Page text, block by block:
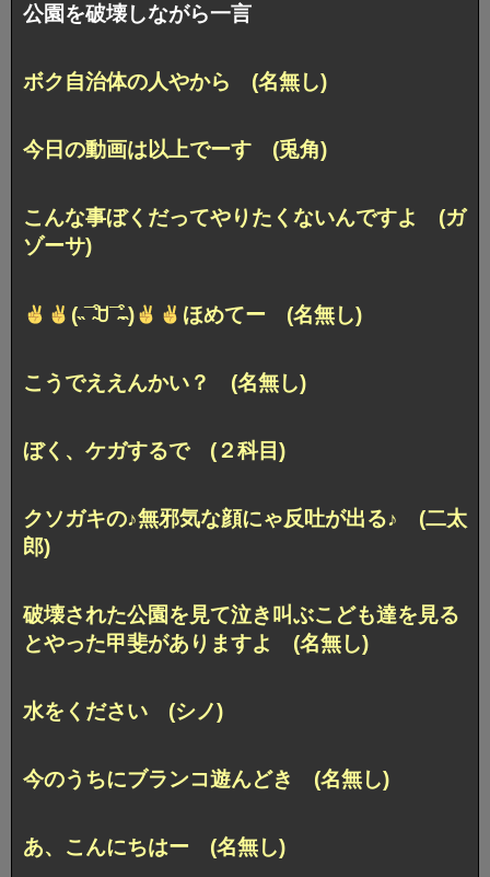
公園を破壊しながら一言
ボク自治体の人やから (名無し)
今日の動画は以上でーす (兎角)
こんな事ぼくだってやりたくないんですよ (ガ
ゾーサ)
(˵¯̴͒ꇴ¯̴͒˵) ほめてー (名無し)
こうでええんかい？ (名無し)
ぼく、ケガするで (２科目)
クソガキの♪無邪気な顔にゃ反吐が出る♪ (二太
郎)
破壊された公園を見て泣き叫ぶこども達を見る
とやった甲斐がありますよ (名無し)
水をください (シノ)
今のうちにブランコ遊んどき (名無し)
あ、こんにちはー (名無し)